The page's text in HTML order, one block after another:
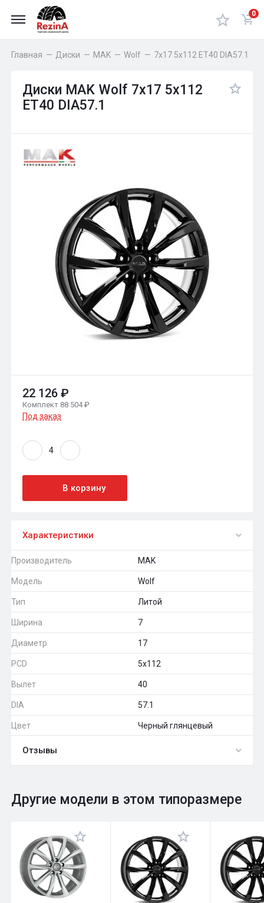
0
Главная — Диски — MAK — Wolf — 7x17 5x112 ET40 DIA57.1
Диски MAK Wolf 7x17 5x112
ET40 DIA57.1
22 126 ₽
Комплект 88 504 ₽
Под заказ
В корзину
Характеристики
Производитель MAK
Модель Wolf
Тип Литой
Ширина 7
Диаметр 17
PCD 5x112
Вылет 40
DIA 57.1
Цвет Черный глянцевый
Отзывы
Оставить отзыв
Общий рейтинг 0
Другие модели в этом типоразмере